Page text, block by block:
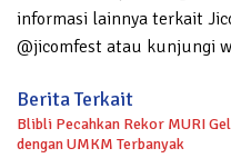
informasi lainnya terkait
@jicomfest atau kunjungi
Berita Terkait
Blibli Pecahkan Rekor MURI
dengan UMKM Terbanyak